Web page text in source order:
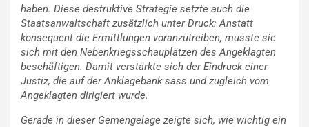
haben. Diese destruktive Strategie setzte auch die
Staatsanwaltschaft zusätzlich unter Druck: Anstatt
konsequent die Ermittlungen voranzutreiben, musste sie
sich mit den Nebenkriegsschauplätzen des Angeklagten
beschäftigen. Damit verstärkte sich der Eindruck einer
Justiz, die auf der Anklagebank sass und zugleich vom
Angeklagten dirigiert wurde.
Gerade in dieser Gemengelage zeigte sich, wie wichtig ein